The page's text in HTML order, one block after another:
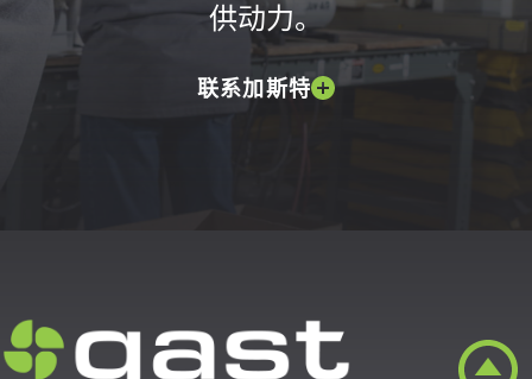
供动力。
联系加斯特